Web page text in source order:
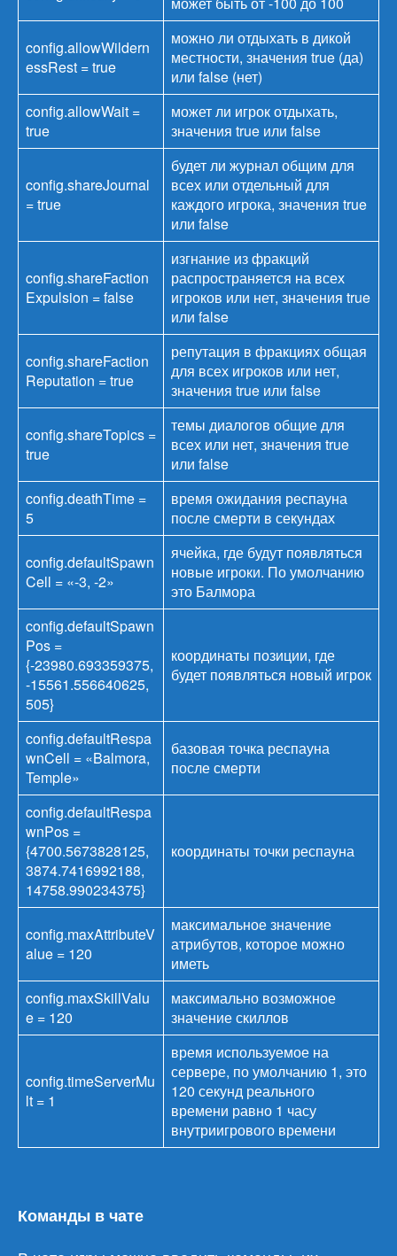
config.allowWildern
essRest = true
можно ли отдыхать в дикой
местности, значения true (да)
или false (нет)
config.allowWait =
true
может ли игрок отдыхать,
значения true или false
config.shareJournal
= true
будет ли журнал общим для
всех или отдельный для
каждого игрока, значения true
или false
config.shareFaction
Expulsion = false
изгнание из фракций
распространяется на всех
игроков или нет, значения true
или false
config.shareFaction
Reputation = true
репутация в фракциях общая
для всех игроков или нет,
значения true или false
config.shareTopics =
true
темы диалогов общие для
всех или нет, значения true
или false
config.deathTime =
5
время ожидания респауна
после смерти в секундах
config.defaultSpawn
Cell = «-3, -2»
ячейка, где будут появляться
новые игроки. По умолчанию
это Балмора
config.defaultSpawn
Pos =
{-23980.693359375,
-15561.556640625,
505}
координаты позиции, где
будет появляться новый игрок
config.defaultRespa
wnCell = «Balmora,
Temple»
базовая точка респауна
после смерти
config.defaultRespa
wnPos =
{4700.5673828125,
3874.7416992188,
14758.990234375}
координаты точки респауна
config.maxAttributeV
alue = 120
максимальное значение
атрибутов, которое можно
иметь
config.maxSkillValu
e = 120
максимально возможное
значение скиллов
config.timeServerMu
lt = 1
время используемое на
сервере, по умолчанию 1, это
120 секунд реального
времени равно 1 часу
внутриигрового времени
Команды в чате